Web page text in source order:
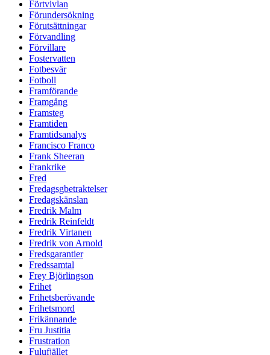
Förtvivlan
Förundersökning
Förutsättningar
Förvandling
Förvillare
Fostervatten
Fotbesvär
Fotboll
Framförande
Framgång
Framsteg
Framtiden
Framtidsanalys
Francisco Franco
Frank Sheeran
Frankrike
Fred
Fredagsgbetraktelser
Fredagskänslan
Fredrik Malm
Fredrik Reinfeldt
Fredrik Virtanen
Fredrik von Arnold
Fredsgarantier
Fredssamtal
Frey Björlingson
Frihet
Frihetsberövande
Frihetsmord
Frikännande
Fru Justitia
Frustration
Fulufjället